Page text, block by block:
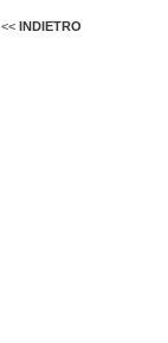
<< INDIETRO